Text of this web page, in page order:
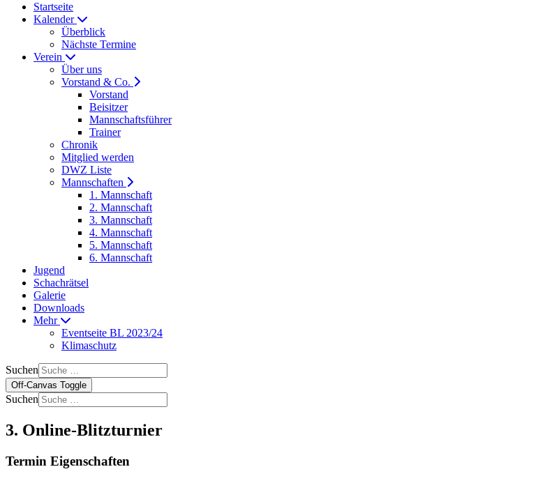
Startseite
Kalender
Überblick
Nächste Termine
Verein
Über uns
Vorstand & Co.
Vorstand
Beisitzer
Mannschaftsführer
Trainer
Chronik
Mitglied werden
DWZ Liste
Mannschaften
1. Mannschaft
2. Mannschaft
3. Mannschaft
4. Mannschaft
5. Mannschaft
6. Mannschaft
Jugend
Schachrätsel
Galerie
Downloads
Mehr
Eventseite BL 2023/24
Klimaschutz
Suchen
Off-Canvas Toggle
Suchen
3. Online-Blitzturnier
Termin Eigenschaften